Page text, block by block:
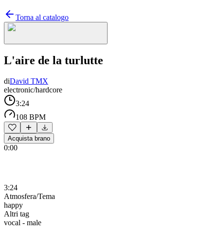
Torna al catalogo
L'aire de la turlutte
diDavid TMX
electronic/hardcore
3:24
108 BPM
Acquista brano
0:00
3:24
Atmosfera/Tema
happy
Altri tag
vocal - male